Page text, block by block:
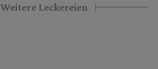
Weitere Leckereien